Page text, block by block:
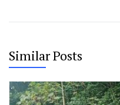
Similar Posts